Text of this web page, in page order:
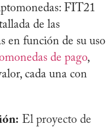
FIT21
de las
en función de su uso
de pago,
cada una con
El proyecto de